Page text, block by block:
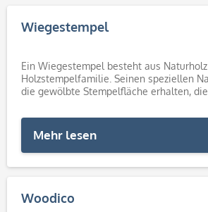
Wiegestempel
Ein Wiegestempel besteht aus
Holzstempelfamilie. Seinen speziellen
die gewölbte Stempelfläche erhalten,
Mehr lesen
Woodico